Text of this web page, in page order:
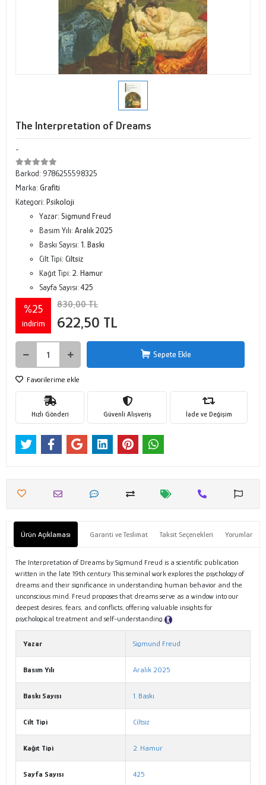
The Interpretation of Dreams
-
Barkod: 9786255598325
Marka: Grafiti
Kategori: Psikoloji
Yazar: Sigmund Freud
Basım Yılı: Aralık 2025
Baskı Sayısı: 1. Baskı
Cilt Tipi: Ciltsiz
Kağıt Tipi: 2. Hamur
Sayfa Sayısı:425
%25
indirim
830,00 TL
622,50 TL
Sepete Ekle
Favorilerime ekle
Hızlı Gönderi Güvenli Alışveriş İade ve Değişim
Ürün Açıklaması Garanti ve Teslimat Taksit Seçenekleri Yorumlar
The Interpretation of Dreams by Sigmund Freud is a scientific publication
written in the late 19th century. This seminal work explores the psychology of
dreams and their significance in understanding human behavior and the
unconscious mind. Freud proposes that dreams serve as a window into our
deepest desires, fears, and conflicts, offering valuable insights for
psychological treatment and self-understanding.
Yazar Sigmund Freud
Basım Yılı Aralık 2025
Baskı Sayısı 1. Baskı
Cilt Tipi Ciltsiz
Kağıt Tipi 2. Hamur
Sayfa Sayısı 425